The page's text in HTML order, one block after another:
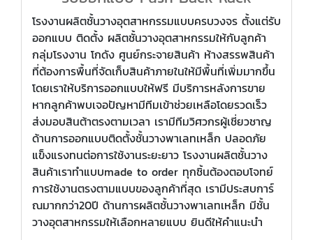
โรงงานผลิตชั้นวางอุตสาหกรรมแบบครบวงจร ตั้งแต่รับ
ออกแบบ ติดตั้ง ผลิตชั้นวางอุตสาหกรรมให้กับลูกค้า
กลุ่มโรงงาน โกดัง ศูนย์กระจายสินค้า ห้างสรรพสินค้า
ที่ต้องการพื้นที่จัดเก็บสินค้าภายในให้มีพื้นที่เพิ่มมากขึ้น
โดยเราให้บริการออกแบบให้ฟรี มีบริการหลังการขาย
หากลูกค้าพบเจอปัญหามีทีมเข้าช่วยเหลือโดยรวดเร็ว
ส่งมอบสินต้าตรงตามเวลา เรามีทีมวิศวกรผู้เชี่ยวชาญ
ด้านการออกแบบติดตั้งชั้นวางพาเลทเหล็ก ปลอดภัย
แข็งแรงทนต่อการใช้งานระยะยาว โรงงานผลิตชั้นวาง
สินค้าเราทำแบบmade to order ทุกชิ้นต้องตอบโจทย์
การใช้งานตรงตามแบบของลูกค้าที่สุด เรามีประสบการ์
ณมากกว่า20ปี ด้านการผลิตชั้นวางพาเลทเหล็ก มีชั้น
วางอุตสาหกรรมให้เลือกหลายแบบ ยินดีให้คำแนะนำ